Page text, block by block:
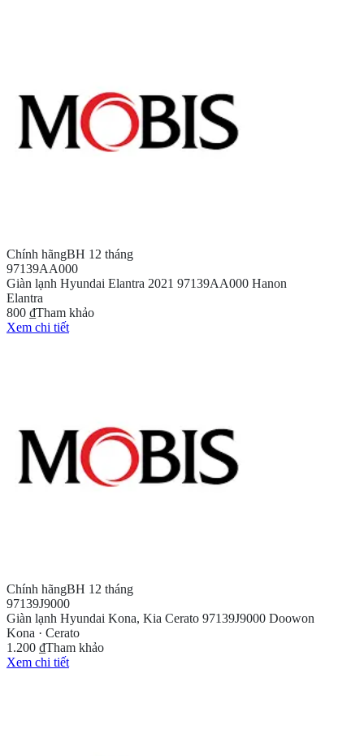
Chính hãngBH 12 tháng
97139AA000
Giàn lạnh Hyundai Elantra 2021 97139AA000 Hanon
Elantra
800 ₫Tham khảo
Xem chi tiết
Chính hãngBH 12 tháng
97139J9000
Giàn lạnh Hyundai Kona, Kia Cerato 97139J9000 Doowon
Kona · Cerato
1.200 ₫Tham khảo
Xem chi tiết